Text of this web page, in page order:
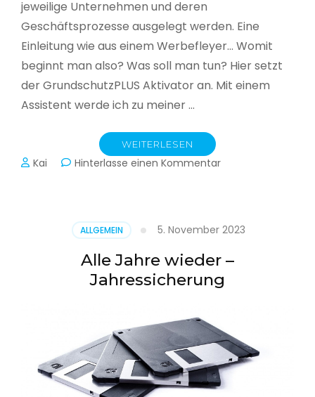
jeweilige Unternehmen und deren
Geschäftsprozesse ausgelegt werden. Eine
Einleitung wie aus einem Werbefleyer… Womit
beginnt man also? Was soll man tun? Hier setzt
der GrundschutzPLUS Aktivator an. Mit einem
Assistent werde ich zu meiner …
WEITERLESEN
Kai Hinterlasse einen Kommentarzu
ALLGEMEIN 5. November 2023
Alle Jahre wieder –
Jahressicherung